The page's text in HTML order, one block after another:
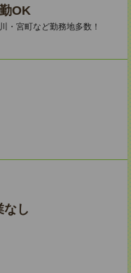
OK
・宮町など勤務地多数！
なし